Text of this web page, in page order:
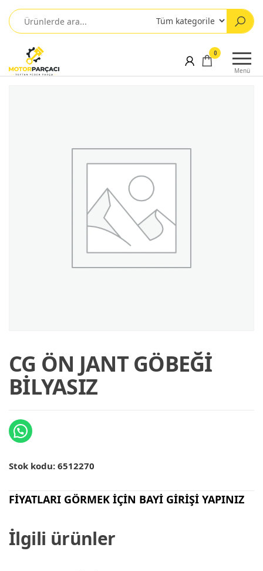
Menü
0
CG ÖN JANT GÖBEĞİ
BİLYASIZ
Stok kodu: 6512270
FİYATLARI GÖRMEK İÇİN BAYİ GİRİŞİ YAPINIZ
İlgili ürünler